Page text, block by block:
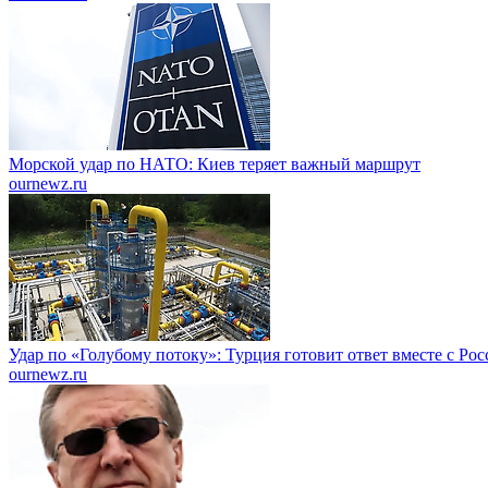
Морской удар по НАТО: Киев теряет важный маршрут
ournewz.ru
Удар по «Голубому потоку»: Турция готовит ответ вместе с
ournewz.ru